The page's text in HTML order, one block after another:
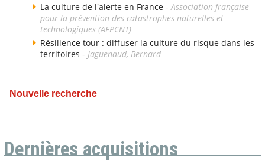
La culture de l'alerte en France -Association française
pour la prévention des catastrophes naturelles et
technologiques (AFPCNT)
Résilience tour : diffuser la culture du risque dans les
territoires - Jaguenaud, Bernard
Nouvelle recherche
Dernières acquisitions